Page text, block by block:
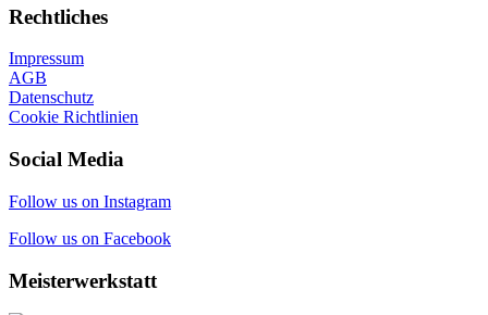
Rechtliches
Impressum
AGB
Datenschutz
Cookie Richtlinien
Social Media
Follow us on Instagram
Follow us on Facebook
Meisterwerkstatt